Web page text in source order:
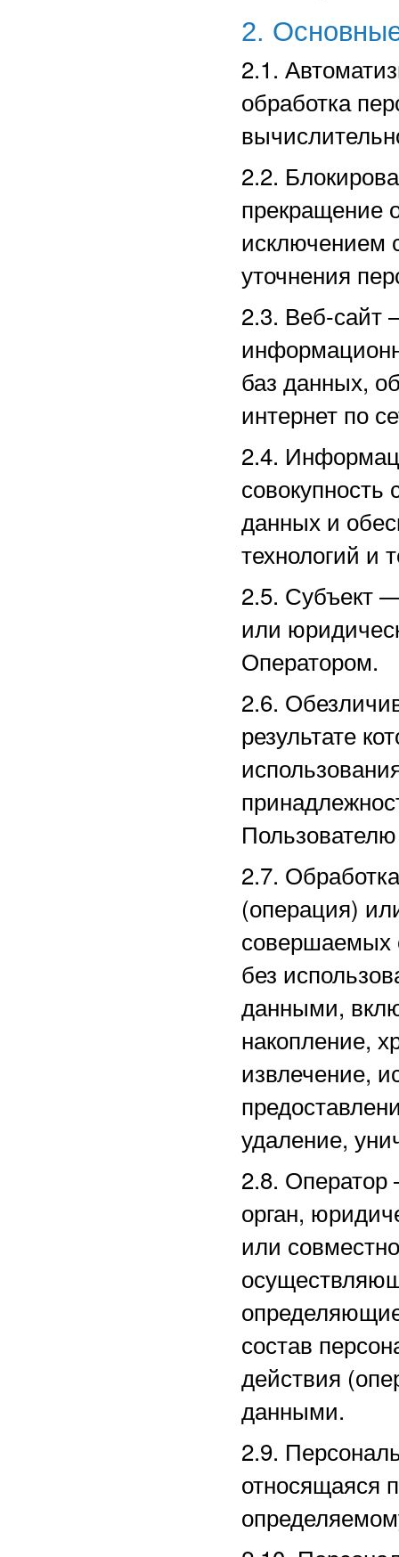
2.
2.1.
обработка
2.2.
прекращение
исключением
уточнения
2.3. Веб-сайт
баз данных,
интернет по
2.4.
данных и
технологий и
2.5. Субъект
или
Оператором.
2.6.
результате
2.7.
(операция)
совершаемых
без
данными,
накопление,
извлечение,
удаление,
2.8. Оператор
орган,
или
состав
действия
данными.
2.9.
относящаяся